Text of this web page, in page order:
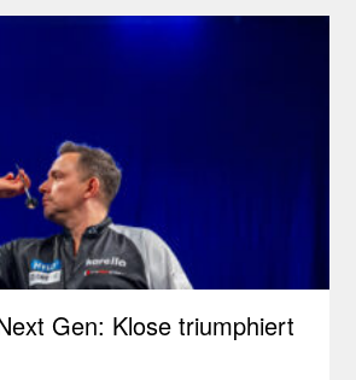
Gen: Klose triumphiert